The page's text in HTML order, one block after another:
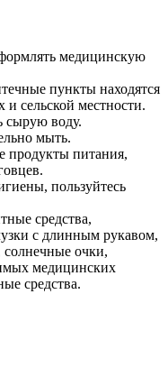
медицинскую
пункты находятся
сельской местности.
сырую воду.
мыть.
продукты питания,
пользуйтесь
средства,
с длинным рукавом,
очки,
медицинских
средства.